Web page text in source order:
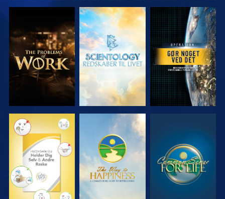
UDFORSK
SERIEN
UDFORSK
SERIEN
SE
SE SE SE